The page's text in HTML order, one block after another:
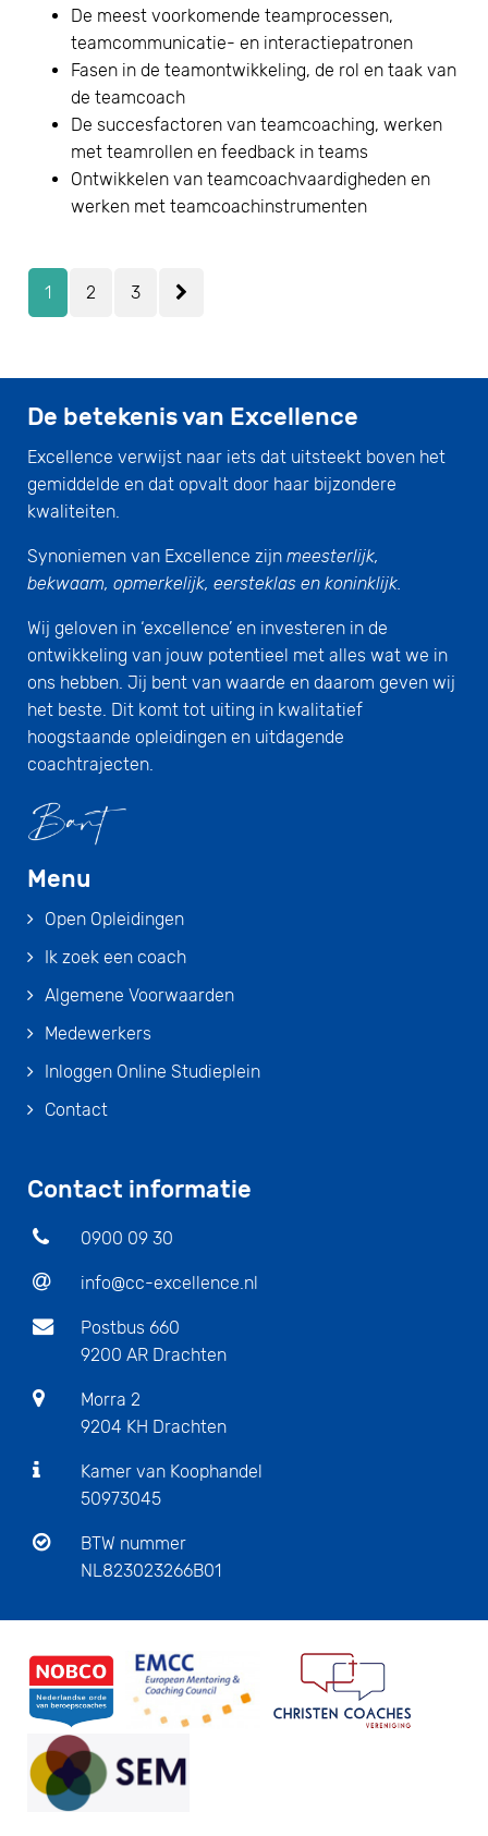
De meest voorkomende teamprocessen,
teamcommunicatie- en interactiepatronen
Fasen in de teamontwikkeling, de rol en taak van
de teamcoach
De succesfactoren van teamcoaching, werken
met teamrollen en feedback in teams
Ontwikkelen van teamcoachvaardigheden en
werken met teamcoachinstrumenten
1 2 3
De betekenis van Excellence
Excellence verwijst naar iets dat uitsteekt boven het
gemiddelde en dat opvalt door haar bijzondere
kwaliteiten.
Synoniemen van Excellence zijn meesterlijk,
bekwaam, opmerkelijk, eersteklas en koninklijk.
Wij geloven in ‘excellence’ en investeren in de
ontwikkeling van jouw potentieel met alles wat we in
ons hebben. Jij bent van waarde en daarom geven wij
het beste. Dit komt tot uiting in kwalitatief
hoogstaande opleidingen en uitdagende
coachtrajecten.
Menu
Open Opleidingen
Ik zoek een coach
Algemene Voorwaarden
Medewerkers
Inloggen Online Studieplein
Contact
Contact informatie
0900 09 30
info@cc-excellence.nl
Postbus 660
9200 AR Drachten
Morra 2
9204 KH Drachten
Kamer van Koophandel
50973045
BTW nummer
NL823023266B01